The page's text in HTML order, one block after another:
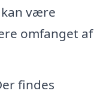
være
omfanget af
findes